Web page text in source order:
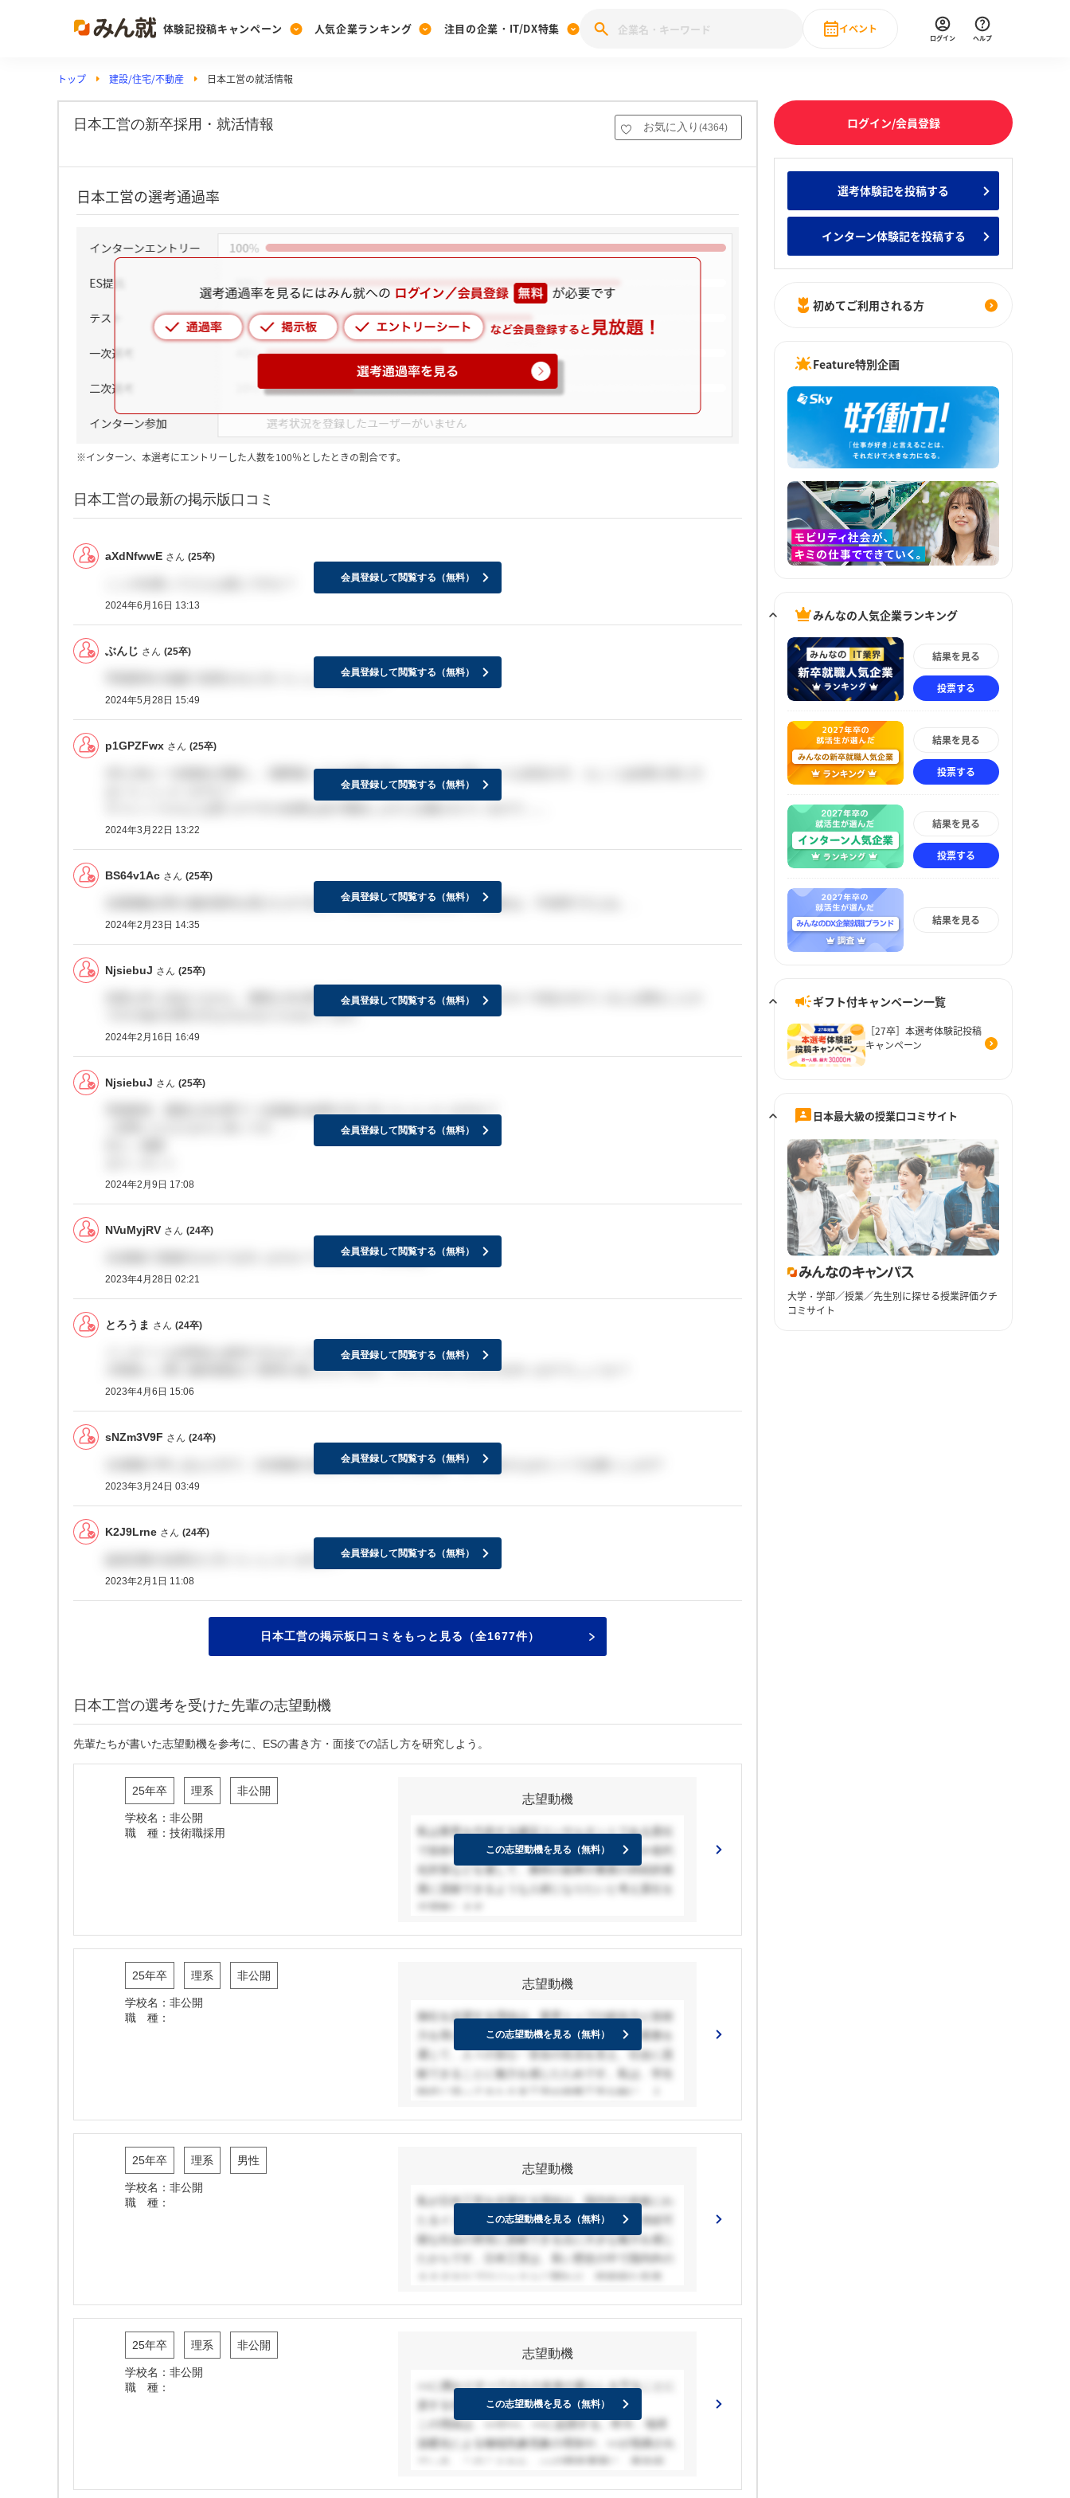
体験記投稿キャンペーン
Post
投稿する
[27卒] 本選考体験記投稿キャンペーン
人気企業ランキング
Ranking
ランキングを見る
みんなの新卒就職人気企業ランキング みんなのインターン人気企業ランキ
注目の企業・IT/DX特集
PickUp
注目の企業特集
28卒 IT・DX企業特集 27卒 IT・DX企業特集 28卒 IT・DX現場社員インタビュー
動画で知ろう！業界・企業研究
イベント
直近のイベント一覧
ログイン ヘルプ
トップ 建設/住宅/不動産 日本工営の就活情報
日本工営の新卒採用・就活情報 お気に入り (4364)
日本工営の選考通過率
※インターン、本選考にエントリーした人数を100％としたときの割合です。
日本工営の最新の掲示版口コミ
aXdNfwwE さん (25卒)
2024年6月16日 13:13
会員登録して閲覧する（無料）
ぶんじ さん (25卒)
早期選考の地盤で採用された方いらっしゃいますか？
2024年5月28日 15:49
会員登録して閲覧する（無料）
p1GPZFwx さん (25卒)
3月上旬に一次面接を受験し、2週間経っても結果が来ないのですが同じような状況の方、もしくは結果が来た方
2024年3月22日 13:22
会員登録して閲覧する（無料）
BS64v1Ac さん (25卒)
交通運輸分野の最終選考を受けたのですが、その場で内定貰えなかった場合は、不採用ですよね、、
2024年2月23日 14:35
会員登録して閲覧する（無料）
NjsiebuJ さん (25卒)
何度も申し訳ありません。農業土木分野で内定が出た方はいらっしゃいますか？内定が出ているとお聞きしたの
ですが他の分野の方なのかわかりかねています。
2024年2月16日 16:49
会員登録して閲覧する（無料）
NjsiebuJ さん (25卒)
2024年2月9日 17:08
会員登録して閲覧する（無料）
NVuMyjRV さん (24卒)
2次募集で面接行かれてる方いますか？サイレントですかね、、
2023年4月28日 02:21
会員登録して閲覧する（無料）
とろうま さん (24卒)
インターンも説明会も参加できなかった私立理系です。
大変嬉しい事に最終面接まで選考が進んだんですが、アドバイスいただける方いますでしょうか？
2023年4月6日 15:06
会員登録して閲覧する（無料）
sNZm3V9F さん (24卒)
1次募集で申し込んだ方で、2次面接の日程が4月上旬の人は感謝、4月下旬の人はホントでお願いします?
2023年3月24日 03:49
会員登録して閲覧する（無料）
K2J9Lrne さん (24卒)
論述試験の結果きた方いらっしゃいますか？
2023年2月1日 11:08
会員登録して閲覧する（無料）
日本工営の掲示板口コミをもっと見る（全1677件）
日本工営の選考を受けた先輩の志望動機
先輩たちが書いた志望動機を参考に、ESの書き方・面接での話し方を研究しよう。
25年卒 理系 非公開
学校名：非公開
職 種：技術職採用
志望動機
私は業界を代表する建設コンサルタントである貴社
で技術やノウハウを学び、水利施設の耐震化や老朽
化対策などを通して、農村の振興や農業の持続的発
展に貢献できるような人材になりたいと考え貴社を
て学びました。その中で特に印象に残ったのが、戦
ておりその維持・管理が問題になっているというこ
あった際に目の前で水管が破裂し怪我をしたことが
ありました。そのため、入学前から農村地域の人々
の生活の基盤となる農業水利施設の重要性を理解し
ていましたが、大学の授業を通して、水利施設の維
持・管理を行う上では金銭的な問題が発生するとい
うことや、同じ施設内でも劣化の状況が箇所によっ
て異なるということを知り、施設の機能保全を効率
の人々の安全や農業の発展に貢献したいと考えるよ
うになりました。
私は23年度の農村整備部での夏季インターンシップ
に二週間参加させていただきました。その際に具体
的な業務内容について教えていただき、ストックマ
ネジメント以外にもICT導入のための提案や経営状
感じました。このような幅広い業務を通じて自身の
から人々の暮らしを支えることができるという点か
ました。建設コンサルタントの中でも貴社を志望す
る理由は、国内最大の建設コンサルタントであるこ
とから幅広い事業領域を有しており、様々な専門分
野の技術者の意見を聞きながら最適解を提案するこ
とができるという点に魅力を感じたからです。ま
この志望動機を見る（無料）
25年卒 理系 非公開
学校名：非公開
職 種：
志望動機
御社を志望する理由は、業界トップの総合力と技術
力を用いて、企画立案から維持管理と幅広い業務を
通じて、人々の安心・安全の生活を支え、社会に貢
献できることに魅力を感じたためです。私は、学生
時代に培ってきた土木工学や地盤工学を軸に、人々
と考えています。その上で建設コンサルタントを志
から建設事業の全般に関わることができ、自身の専
ためです。その中でも御社を志望する理由は、業界
トップの総合力と技術力を持ち、社会のニーズに応
えてきた御社であれば、高度化・複雑化が進む現代
においても、人々の安心・安全の生活を支え続けら
れると考えているためです。
この志望動機を見る（無料）
25年卒 理系 男性
学校名：非公開
職 種：
志望動機
私が日本工営を志望する理由は、国内外の多岐にわ
たるインフラ開発やプロジェクトを通じて、持続可
能な社会の実現に貢献できる点に大きな魅力を感じ
土木工学を専攻し、インフラ整備や防災に関心を持
なプロジェクトは非常に魅力的です。まず、国内の
す。日本は自然災害が多く、特に地震や津波、台風
などへの備えが重要な課題です。貴社は、こうした
災害に対して強靭なインフラを提供し、地域社会の
安全を守るために貢献していると理解しています。
私は、大学院で防災をテーマに研究しており、特に
津波避難行動に関するモデル化や避難計画の立案に
この志望動機を見る（無料）
25年卒 理系 非公開
学校名：非公開
職 種：
志望動機
○○に携わりすべての人の未来の暮らしを守ることに
資する仕事に取り組みたい。
この理由は、○○や○○、○○に起因する。昨今、地球
温暖化による極端気象現象の増加や、○○が指摘され
ている。このことから、○○の開発運用に、最先端の
この志望動機を見る（無料）
ログイン/会員登録
選考体験記を投稿する
インターン体験記を投稿する
初めてご利用される方
Feature特別企画
みんなの人気企業ランキング
結果を見る
投票する
結果を見る
投票する
結果を見る
投票する
結果を見る
ギフト付キャンペーン一覧
［27卒］本選考体験記投稿
キャンペーン
日本最大級の授業口コミサイト
大学・学部／授業／先生別に探せる授業評価クチ
コミサイト